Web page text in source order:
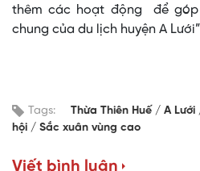
thêm các hoạt động để
chung của du lịch huyện A
Tags: Thừa Thiên Huế A Lưới
hội
Sắc xuân vùng cao
Viết bình luận